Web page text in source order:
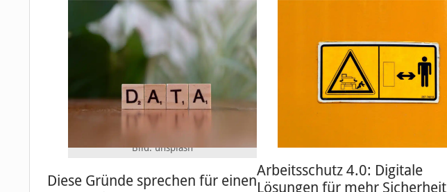
Bild: unsplash
Diese Gründe sprechen für einen
Arbeitsschutz 4.0: Digitale
Lösungen für mehr Sicherheit